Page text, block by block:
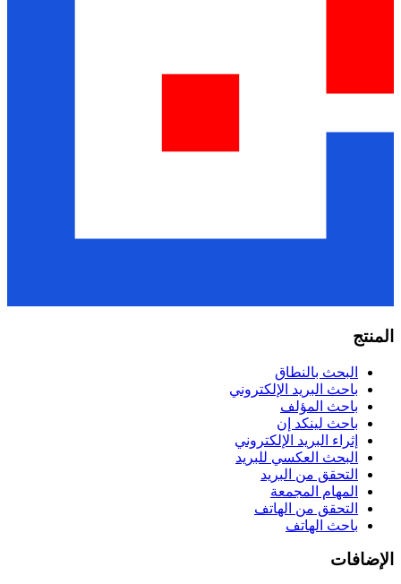
المنتج
البحث بالنطاق
باحث البريد الإلكتروني
باحث المؤلف
باحث لينكد إن
إثراء البريد الإلكتروني
البحث العكسي للبريد
التحقق من البريد
المهام المجمعة
التحقق من الهاتف
باحث الهاتف
الإضافات